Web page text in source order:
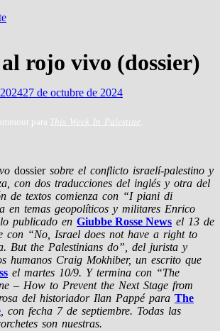
rojo vivo (dossier)
27 de octubre de 2024
para This Week In Palestine.
dossiersobre el conflicto israelí-palestino y
con dos traducciones del inglés y otra del
de textos comienza con “I piani di
en temas geopolíticos y militares Enrico
publicado en Giubbe Rosse News el 13 de
con “No, Israel does not have a right to
But the Palestinians do”, del jurista y
humanos Craig Mokhiber, un escrito que
el martes 10/9. Y termina con “The
– How to Prevent the Next Stage from
del historiador Ilan Pappé para The
, con fecha 7 de septiembre. Todas las
son nuestras.